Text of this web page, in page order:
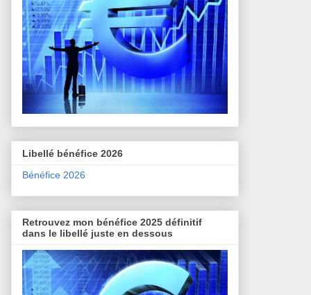
Libellé bénéfice 2026
Bénéfice 2026
Retrouvez mon bénéfice 2025 définitif
dans le libellé juste en dessous